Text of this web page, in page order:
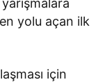
yolu açan ilk
için